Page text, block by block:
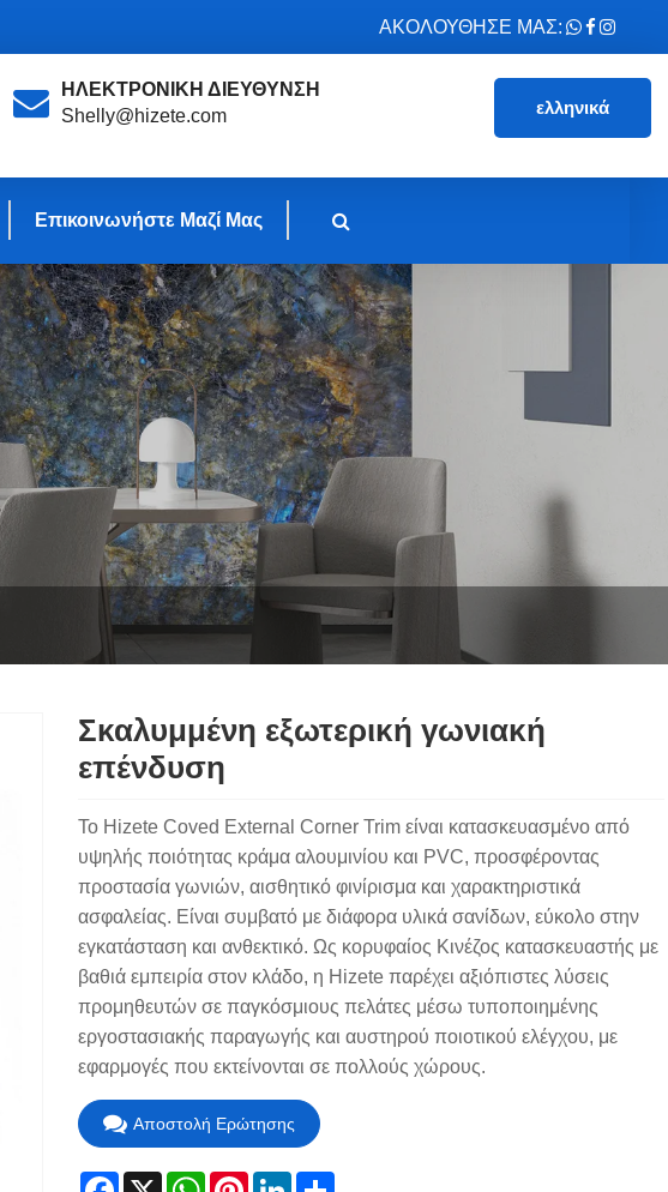
ΑΚΟΛΟΥΘΗΣΕ ΜΑΣ:
ΗΛΕΚΤΡΟΝΙΚΗ ΔΙΕΥΘΥΝΣΗ
Shelly@hizete.com
ελληνικά
Επικοινωνήστε Μαζί Μας
Σκαλυμμένη εξωτερική γωνιακή
επένδυση
Το Hizete Coved External Corner Trim είναι κατασκευασμένο από
υψηλής ποιότητας κράμα αλουμινίου και PVC, προσφέροντας
προστασία γωνιών, αισθητικό φινίρισμα και χαρακτηριστικά
ασφαλείας. Είναι συμβατό με διάφορα υλικά σανίδων, εύκολο στην
εγκατάσταση και ανθεκτικό. Ως κορυφαίος Κινέζος κατασκευαστής με
βαθιά εμπειρία στον κλάδο, η Hizete παρέχει αξιόπιστες λύσεις
προμηθευτών σε παγκόσμιους πελάτες μέσω τυποποιημένης
εργοστασιακής παραγωγής και αυστηρού ποιοτικού ελέγχου, με
εφαρμογές που εκτείνονται σε πολλούς χώρους.
Αποστολή Ερώτησης
Facebook
X WhatsApp
PinterestLinkedInShare